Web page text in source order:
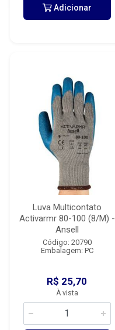
Adicionar
Luva Multicontato
Activarmr 80-100 (8/M) -
Ansell
Código: 20790
Embalagem: PC
R$ 25,70
À vista